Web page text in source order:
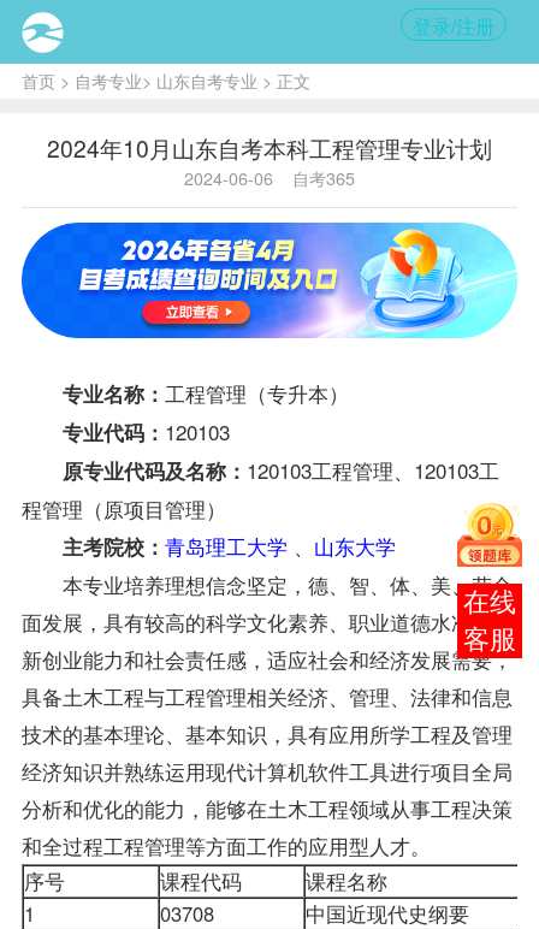
登录/注册
首页> 自考专业> 山东自考专业 > 正文
2024年10月山东自考本科工程管理专业计划
2024-06-06 自考365
专业名称： 工程管理（专升本）
专业代码： 120103
原专业代码及名称： 120103工程管理、120103工
程管理（原项目管理）
主考院校： 青岛理工大学 、 山东大学
本专业培养理想信念坚定，德、智、体、美、劳全
面发展，具有较高的科学文化素养、职业道德水准、创
新创业能力和社会责任感，适应社会和经济发展需要，
具备土木工程与工程管理相关经济、管理、法律和信息
技术的基本理论、基本知识，具有应用所学工程及管理
经济知识并熟练运用现代计算机软件工具进行项目全局
分析和优化的能力，能够在土木工程领域从事工程决策
和全过程工程管理等方面工作的应用型人才。
序号 课程代码
课程名称
1
03708
中国近现代史纲要
报考
咨询